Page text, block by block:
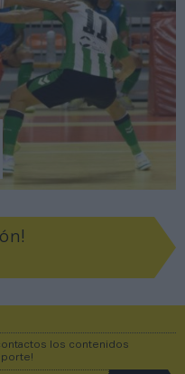
los contenidos